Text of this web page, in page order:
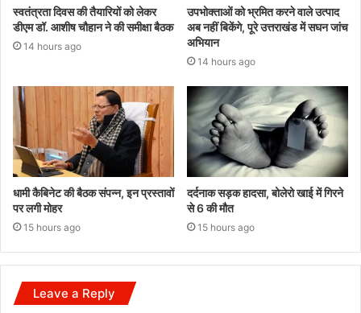
स्वतंत्रता दिवस की तैयारियों को लेकर
डीएम डॉ. आशीष चौहान ने की समीक्षा बैठक
14 hours ago
उपभोक्ताओं को भ्रमित करने वाले उत्पाद
अब नहीं बिकेंगे, पूरे उत्तराखंड में सघन जांच
अभियान
14 hours ago
धामी कैबिनेट की बैठक संपन्न, इन प्रस्तावों
पर लगी मोहर
15 hours ago
दर्दनाक सड़क हादसा, बोलेरो खाई में गिरने
से 6 की मौत
15 hours ago
Leave a Reply